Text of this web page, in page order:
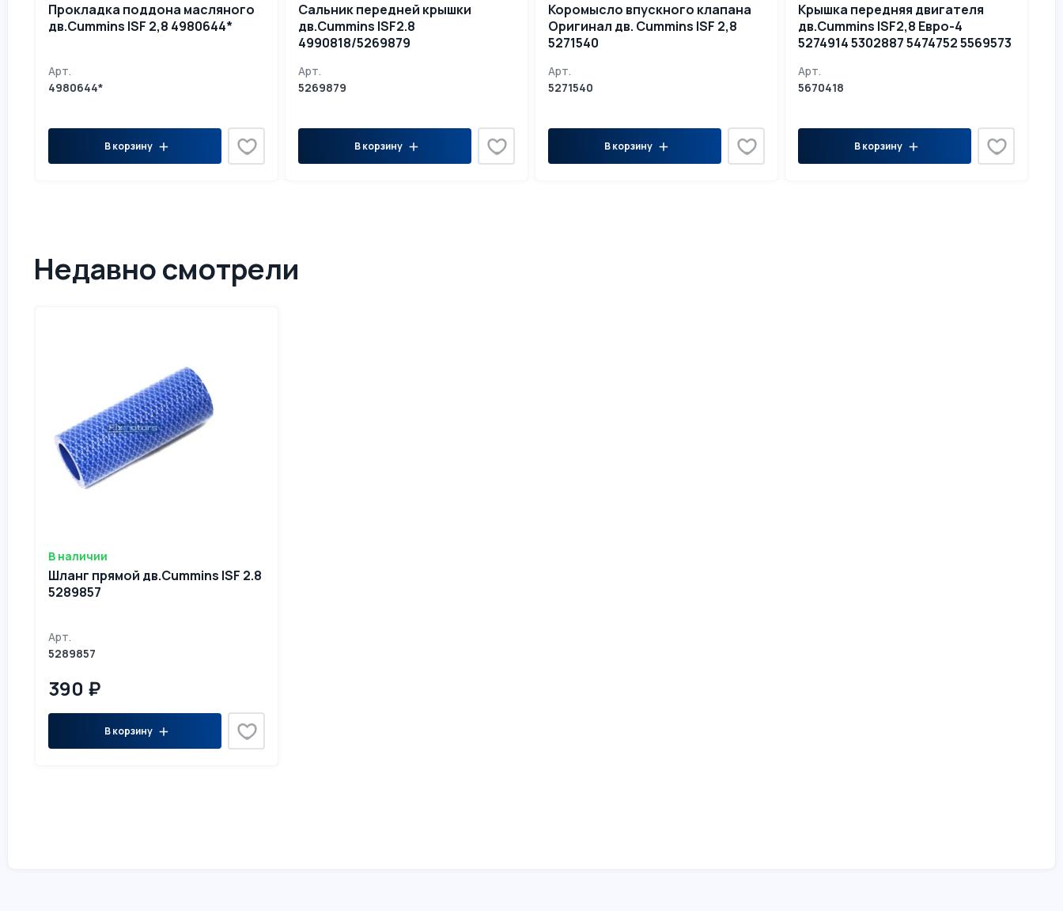
Прокладка поддона масляного
дв.Cummins ISF 2,8 4980644*
Арт.
4980644*
В корзину
Сальник передней крышки
дв.Cummins ISF2.8
4990818/5269879
Арт.
5269879
В корзину
Коромысло впускного клапана
Оригинал дв. Cummins ISF 2,8
5271540
Арт.
5271540
В корзину
Крышка передняя двигателя
дв.Cummins ISF2,8 Евро-4
5274914 5302887 5474752 5569573
Арт.
5670418
В корзину
Недавно смотрели
В наличии
Шланг прямой дв.Cummins ISF 2.8
5289857
Арт.
5289857
390 ₽
В корзину